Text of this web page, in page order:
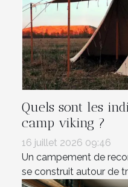
Quels sont les
camp viking ?
16 juillet 2026 09:46
Un campement de
se construit autour de